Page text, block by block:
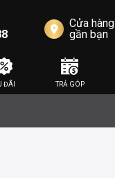
Cửa hàng
gần bạn
ĐÃI TRẢ GÓP